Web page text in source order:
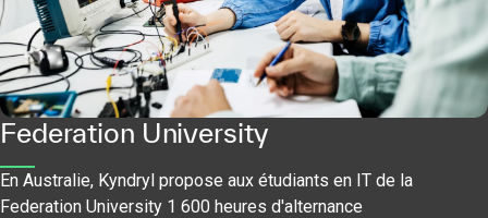
Federation University
En Australie, Kyndryl propose aux étudiants en IT de la
Federation University 1 600 heures d'alternance